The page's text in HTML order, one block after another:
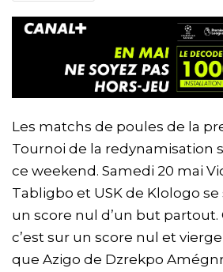
Les matchs de poules de la
Tournoi de la redynamisation
ce weekend. Samedi 20 mai
Tabligbo et USK de Klologo
un score nul d’un but partout.
c’est sur un score nul et
que Azigo de Dzrekpo